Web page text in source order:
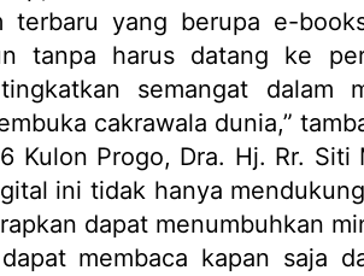
yang berupa e-
tanpa harus datang ke
semangat dalam
cakrawala dunia,”
Kulon Progo, Dra. Hj. Rr. Siti
ini tidak hanya
dapat menumbuhkan
membaca kapan saja